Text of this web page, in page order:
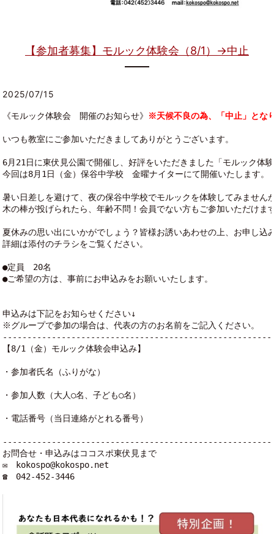
【参加者募集】モルック体験会（8/1）→中止
2025/07/15
《モルック体験会　開催のお知らせ》 ※天候不良の為、「中止」とな
いつも教室にご参加いただきましてありがとうございます。
6月21日に東伏見公園で開催し、好評をいただきました「モルック体
今回は8月1日（金）保谷中学校　金曜ナイターにて開催いたします。
暑い日差しを避けて、夜の保谷中学校でモルックを体験してみません
木の棒が投げられたら、年齢不問！会員でない方もご参加いただけま
夏休みの思い出にいかがでしょう？皆様お誘いあわせの上、お申し込
詳細は添付のチラシをご覧ください。
●定員　20名
●ご希望の方は、事前にお申込みをお願いいたします。
申込みは下記をお知らせください↓
※グループで参加の場合は、代表の方のお名前をご記入ください。
【8/1（金）モルック体験会申込み】
・参加者氏名（ふりがな）
・参加人数（大人○名、子ども○名）
・電話番号（当日連絡がとれる番号）
お問合せ・申込みはココスポ東伏見まで
✉　kokospo@kokospo.net
☎　042-452-3446